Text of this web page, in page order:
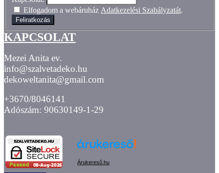
Elfogadom a webáruház Adatkezelési Szabályzatát.
Feliratkozás
KAPCSOLAT
Mezei Anita ev.
info@szalvetadeko.hu
dekoweltanita@gmail.com
+3670/8046141
Adószám: 90630149-1-29
Árukereső.hu